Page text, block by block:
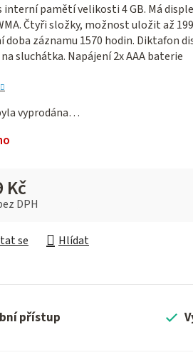
interní pamětí velikosti 4 GB. Má
Čtyři složky, možnost uložit až
doba záznamu 1570 hodin. Diktafon
sluchátka. Napájení 2x AAA baterie
vyprodána…
Kč
DPH
se
Hlídat
přístup